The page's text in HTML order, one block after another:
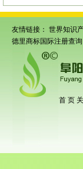
友情链接： 世界知识
德里商标国际注册查询
首 页